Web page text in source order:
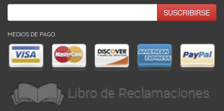
SUSCRIBIRSE
MEDIOS DE PAGO